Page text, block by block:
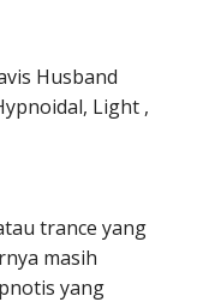
Husband
Light ,
trance yang
masih
yang